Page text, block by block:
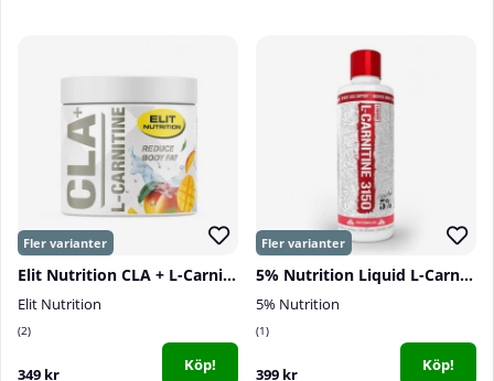
Elit Nutrition CLA + L-Carnitine, 180 g
Elit Nutrition
2
349 kr Köp!
5% Nutrition Liquid L-Carnitine 3150, 473 ml
5% Nutrition
1
399 kr Köp!